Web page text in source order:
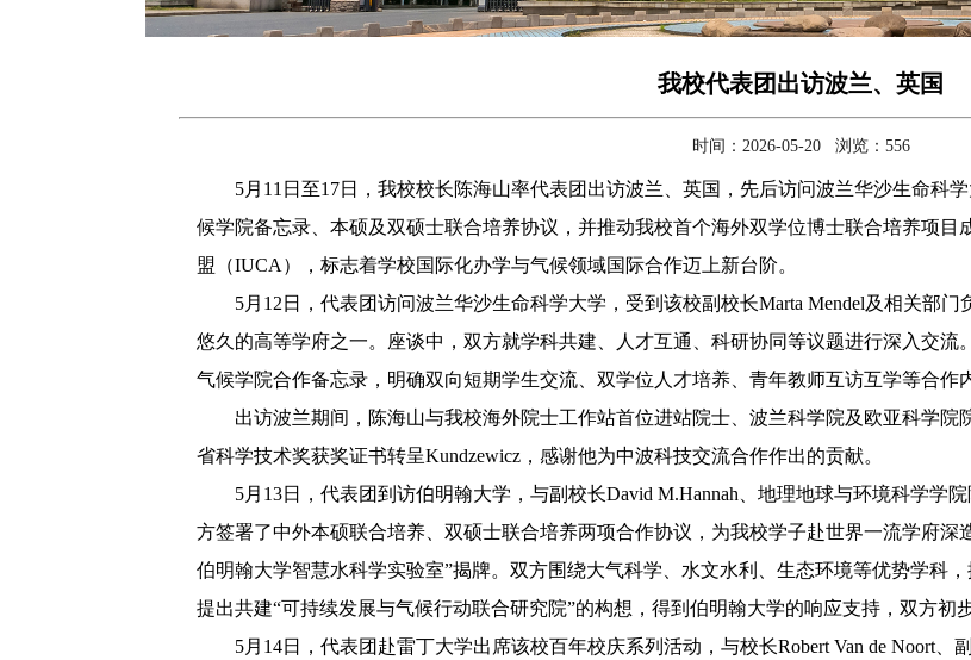
我校代表团出访波兰、英国
时间：2026-05-20 浏览： 556
5月11日至17日，我校校长陈海山率代表团出访波兰、英国，先后访问波兰华沙生命科
候学院备忘录、本硕及双硕士联合培养协议，并推动我校首个海外双学位博士联合培养项
盟（IUCA），标志着学校国际化办学与气候领域国际合作迈上新台阶。
5月12日，代表团访问波兰华沙生命科学大学，受到该校副校长Marta Mendel及相关部
悠久的高等学府之一。座谈中，双方就学科共建、人才互通、科研协同等议题进行深入交
气候学院合作备忘录，明确双向短期学生交流、双学位人才培养、青年教师互访互学等合作
出访波兰期间，陈海山与我校海外院士工作站首位进站院士、波兰科学院及欧亚科学院
省科学技术奖获奖证书转呈Kundzewicz，感谢他为中波科技交流合作作出的贡献。
5月13日，代表团到访伯明翰大学，与副校长David M.Hannah、地理地球与环境科学学
方签署了中外本硕联合培养、双硕士联合培养两项合作协议，为我校学子赴世界一流学府
伯明翰大学智慧水科学实验室”揭牌。双方围绕大气科学、水文水利、生态环境等优势学科
提出共建“可持续发展与气候行动联合研究院”的构想，得到伯明翰大学的响应支持，双方初
5月14日，代表团赴雷丁大学出席该校百年校庆系列活动，与校长Robert Van de Noort、